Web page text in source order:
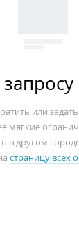
или
мягкие
в другом
страницу всех